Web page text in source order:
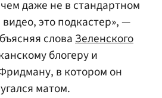
даже не в стандартном
это подкастер», —
словаЗеленского
блогеру и
в котором он
матом.